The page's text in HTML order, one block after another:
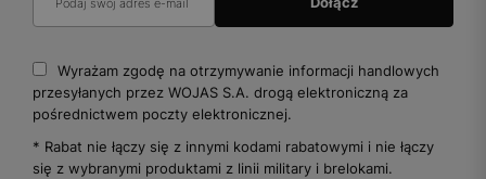
Wyrażam zgodę na otrzymywanie informacji handlowych
przesyłanych przez WOJAS S.A. drogą elektroniczną za
pośrednictwem poczty elektronicznej.
* Rabat nie łączy się z innymi kodami rabatowymi i nie łączy
się z wybranymi produktami z linii military i brelokami.